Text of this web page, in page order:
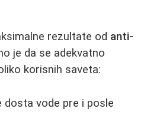
rezultate od anti-
je da se adekvatno
korisnih saveta:
dosta vode pre i posle